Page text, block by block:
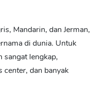
Mandarin, dan Jerman,
di dunia. Untuk
sangat lengkap,
center, dan banyak